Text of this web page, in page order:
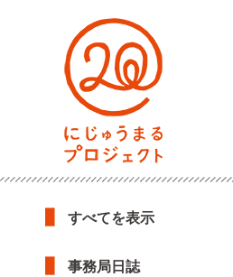
すべてを表示
事務局日誌